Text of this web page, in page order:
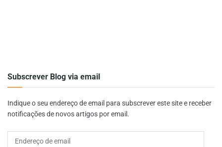
Subscrever Blog via email
Indique o seu endereço de email para subscrever este site e receber
notificações de novos artigos por email.